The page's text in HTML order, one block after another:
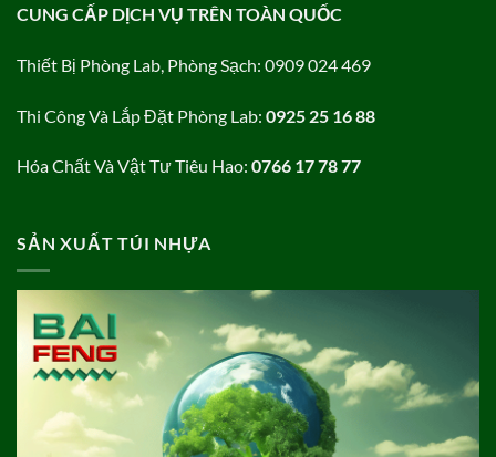
CUNG CẤP DỊCH VỤ TRÊN TOÀN QUỐC
Thiết Bị Phòng Lab, Phòng Sạch: 0909 024 469
Thi Công Và Lắp Đặt Phòng Lab: 0925 25 16 88
Hóa Chất Và Vật Tư Tiêu Hao: 0766 17 78 77
SẢN XUẤT TÚI NHỰA